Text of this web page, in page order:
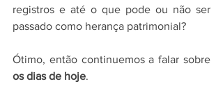
registros e até o que pode ou não ser
passado como herança patrimonial?
os dias de hoje.